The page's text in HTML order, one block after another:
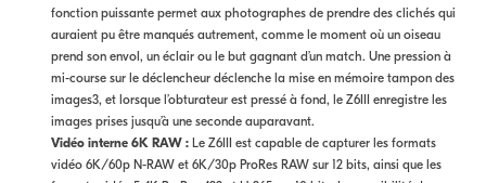
fonction puissante permet aux photographes de prendre des clichés qui
auraient pu être manqués autrement, comme le moment où un oiseau
prend son envol, un éclair ou le but gagnant d’un match. Une pression à
mi-course sur le déclencheur déclenche la mise en mémoire tampon des
images3, et lorsque l’obturateur est pressé à fond, le Z6III enregistre les
images prises jusqu’à une seconde auparavant.
Vidéo interne 6K RAW : Le Z6III est capable de capturer les formats
vidéo 6K/60p N-RAW et 6K/30p ProRes RAW sur 12 bits, ainsi que les